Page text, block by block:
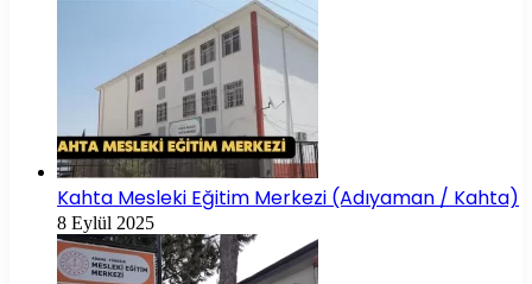
Kahta Mesleki Eğitim Merkezi (Adıyaman / Kahta)
8 Eylül 2025